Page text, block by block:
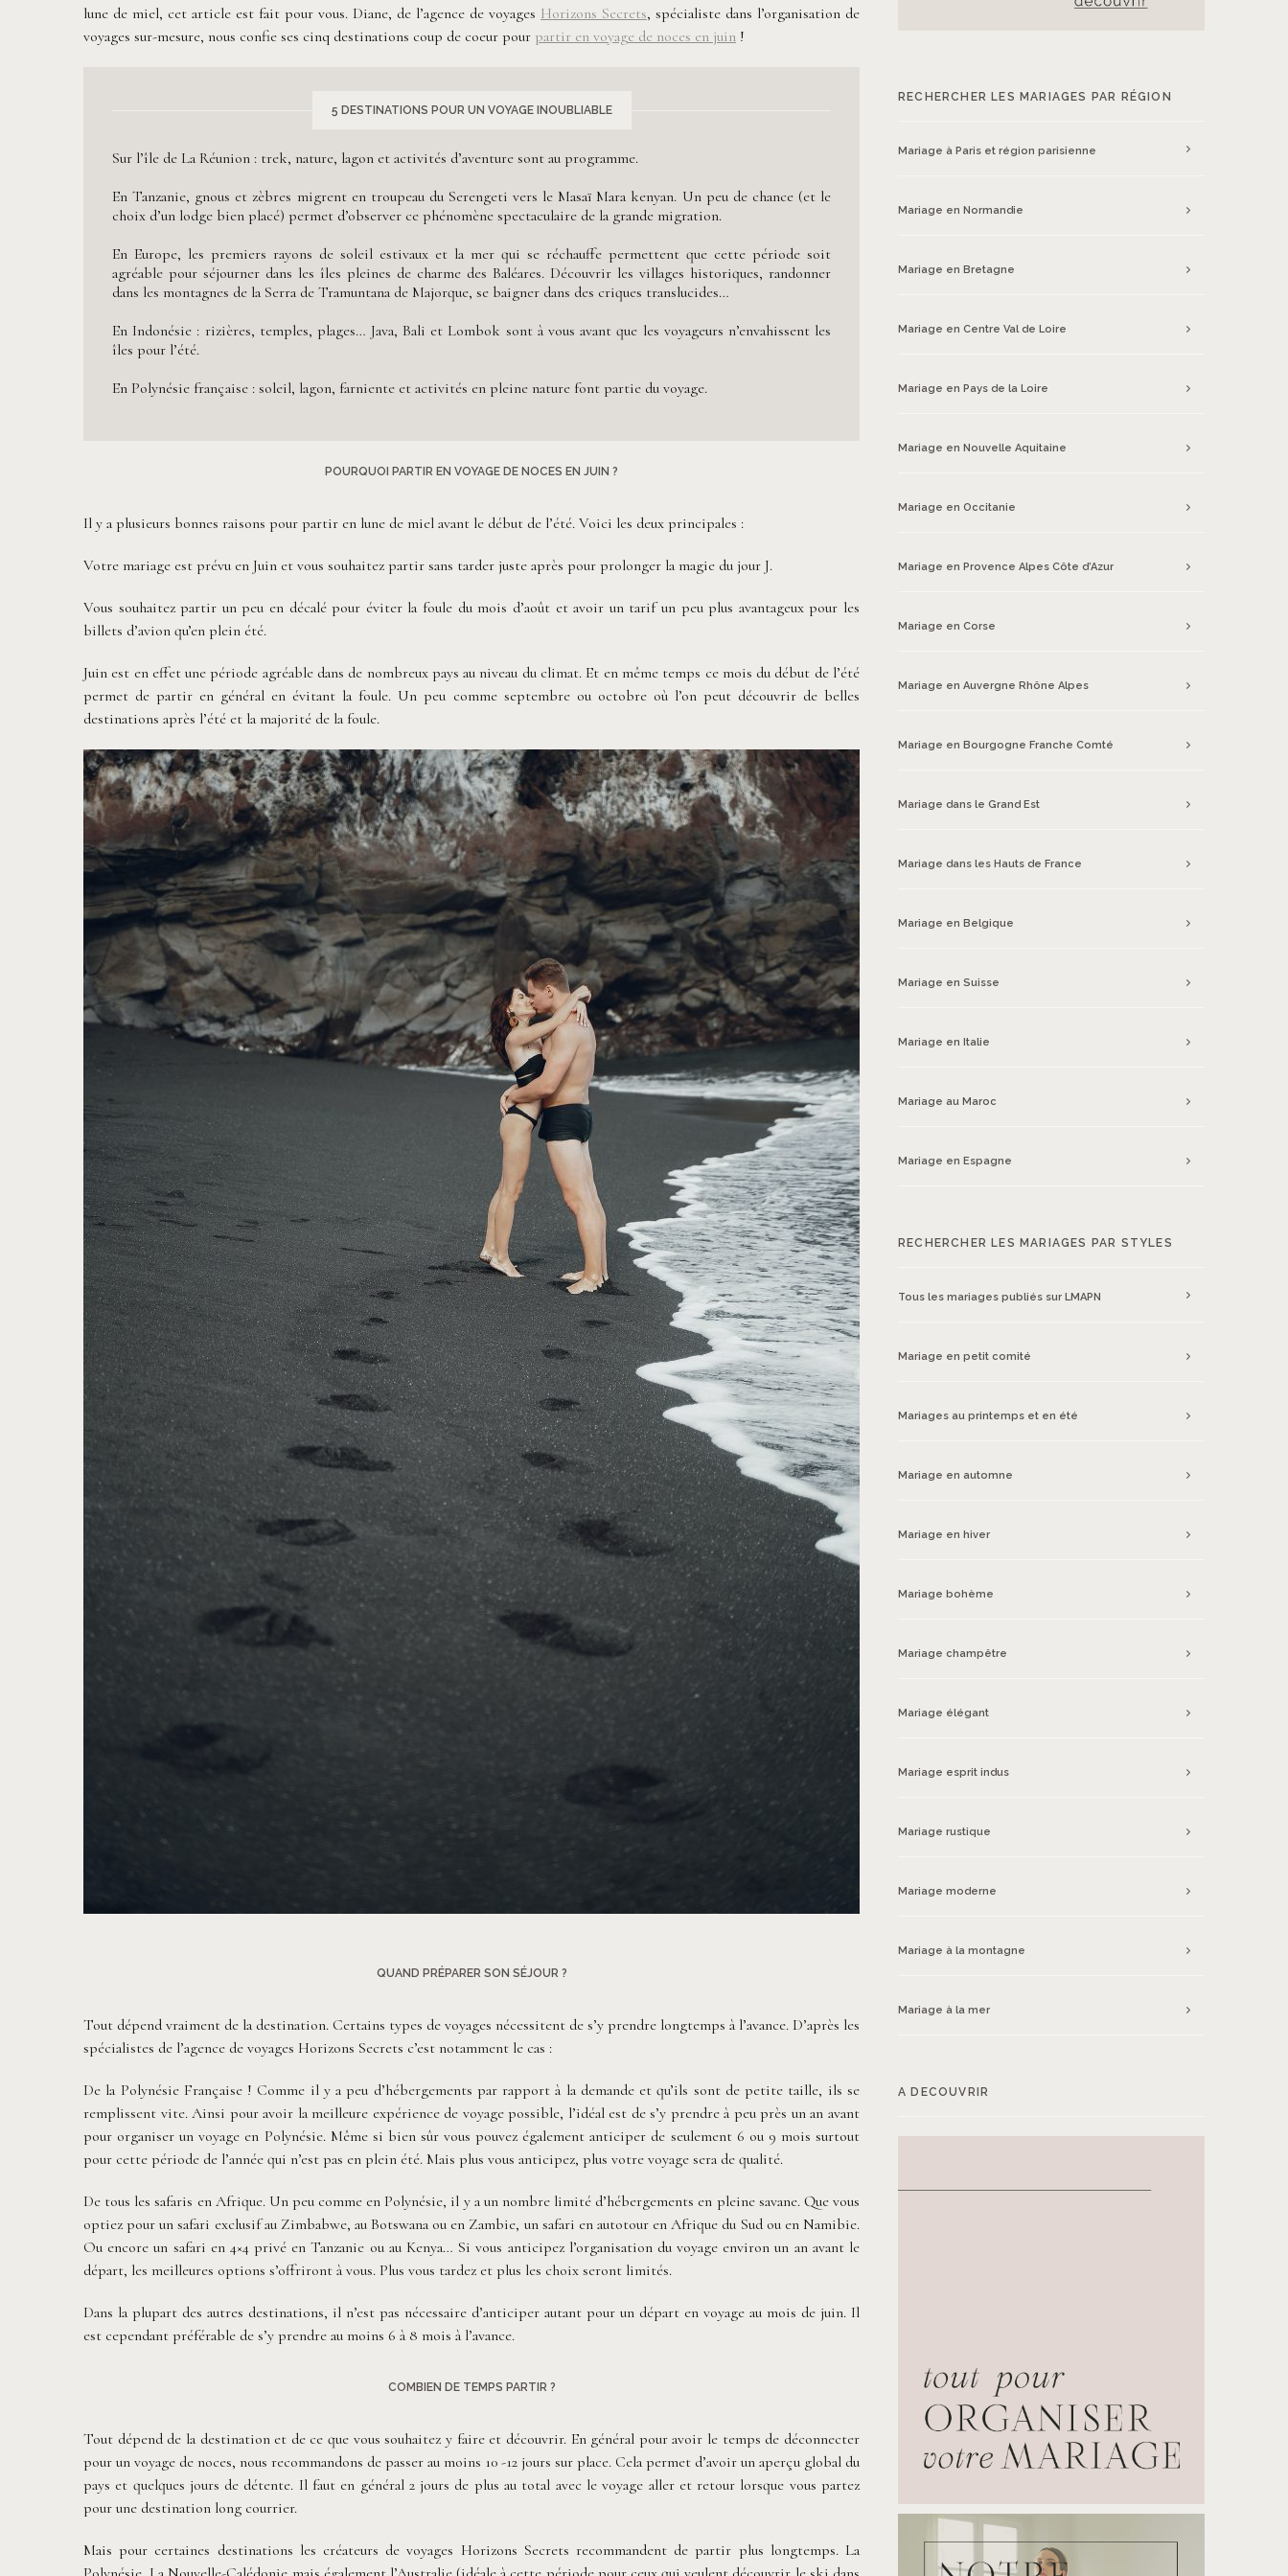
lune de miel, cet article est fait pour vous. Diane, de l’agence de voyages Horizons Secrets, spécialiste dans l’organisation de
voyages sur-mesure, nous confie ses cinq destinations coup de coeur pour partir en voyage de noces en juin !
5 DESTINATIONS POUR UN VOYAGE INOUBLIABLE
Sur l’île de La Réunion : trek, nature, lagon et activités d’aventure sont au programme.
En Tanzanie, gnous et zèbres migrent en troupeau du Serengeti vers le Masaï Mara kenyan. Un peu de chance (et le
choix d’un lodge bien placé) permet d’observer ce phénomène spectaculaire de la grande migration.
En Europe, les premiers rayons de soleil estivaux et la mer qui se réchauffe permettent que cette période soit
agréable pour séjourner dans les îles pleines de charme des Baléares. Découvrir les villages historiques, randonner
dans les montagnes de la Serra de Tramuntana de Majorque, se baigner dans des criques translucides…
En Indonésie : rizières, temples, plages… Java, Bali et Lombok sont à vous avant que les voyageurs n’envahissent les
îles pour l’été.
En Polynésie française : soleil, lagon, farniente et activités en pleine nature font partie du voyage.
POURQUOI PARTIR EN VOYAGE DE NOCES EN JUIN ?
Il y a plusieurs bonnes raisons pour partir en lune de miel avant le début de l’été. Voici les deux principales :
Votre mariage est prévu en Juin et vous souhaitez partir sans tarder juste après pour prolonger la magie du jour J.
Vous souhaitez partir un peu en décalé pour éviter la foule du mois d’août et avoir un tarif un peu plus avantageux pour les
billets d’avion qu’en plein été.
Juin est en effet une période agréable dans de nombreux pays au niveau du climat. Et en même temps ce mois du début de l’été
permet de partir en général en évitant la foule. Un peu comme septembre ou octobre où l’on peut découvrir de belles
destinations après l’été et la majorité de la foule.
QUAND PRÉPARER SON SÉJOUR ?
Tout dépend vraiment de la destination. Certains types de voyages nécessitent de s’y prendre longtemps à l’avance. D’après les
spécialistes de l’agence de voyages Horizons Secrets c’est notamment le cas :
De la Polynésie Française ! Comme il y a peu d’hébergements par rapport à la demande et qu’ils sont de petite taille, ils se
remplissent vite. Ainsi pour avoir la meilleure expérience de voyage possible, l’idéal est de s’y prendre à peu près un an avant
pour organiser un voyage en Polynésie. Même si bien sûr vous pouvez également anticiper de seulement 6 ou 9 mois surtout
pour cette période de l’année qui n’est pas en plein été. Mais plus vous anticipez, plus votre voyage sera de qualité.
De tous les safaris en Afrique. Un peu comme en Polynésie, il y a un nombre limité d’hébergements en pleine savane. Que vous
optiez pour un safari exclusif au Zimbabwe, au Botswana ou en Zambie, un safari en autotour en Afrique du Sud ou en Namibie.
Ou encore un safari en 4×4 privé en Tanzanie ou au Kenya… Si vous anticipez l’organisation du voyage environ un an avant le
départ, les meilleures options s’offriront à vous. Plus vous tardez et plus les choix seront limités.
Dans la plupart des autres destinations, il n’est pas nécessaire d’anticiper autant pour un départ en voyage au mois de juin. Il
est cependant préférable de s’y prendre au moins 6 à 8 mois à l’avance.
COMBIEN DE TEMPS PARTIR ?
Tout dépend de la destination et de ce que vous souhaitez y faire et découvrir. En général pour avoir le temps de déconnecter
pour un voyage de noces, nous recommandons de passer au moins 10 -12 jours sur place. Cela permet d’avoir un aperçu global du
pays et quelques jours de détente. Il faut en général 2 jours de plus au total avec le voyage aller et retour lorsque vous partez
pour une destination long courrier.
Mais pour certaines destinations les créateurs de voyages Horizons Secrets recommandent de partir plus longtemps. La
RECHERCHER LES MARIAGES PAR RÉGION
Mariage à Paris et région parisienne
Mariage en Normandie
Mariage en Bretagne
Mariage en Centre Val de Loire
Mariage en Pays de la Loire
Mariage en Nouvelle Aquitaine
Mariage en Occitanie
Mariage en Provence Alpes Côte d’Azur
Mariage en Corse
Mariage en Auvergne Rhône Alpes
Mariage en Bourgogne Franche Comté
Mariage dans le Grand Est
Mariage dans les Hauts de France
Mariage en Belgique
Mariage en Suisse
Mariage en Italie
Mariage au Maroc
Mariage en Espagne
RECHERCHER LES MARIAGES PAR STYLES
Tous les mariages publiés sur LMAPN
Mariage en petit comité
Mariages au printemps et en été
Mariage en automne
Mariage en hiver
Mariage bohème
Mariage champêtre
Mariage élégant
Mariage esprit indus
Mariage rustique
Mariage moderne
Mariage à la montagne
Mariage à la mer
A DECOUVRIR